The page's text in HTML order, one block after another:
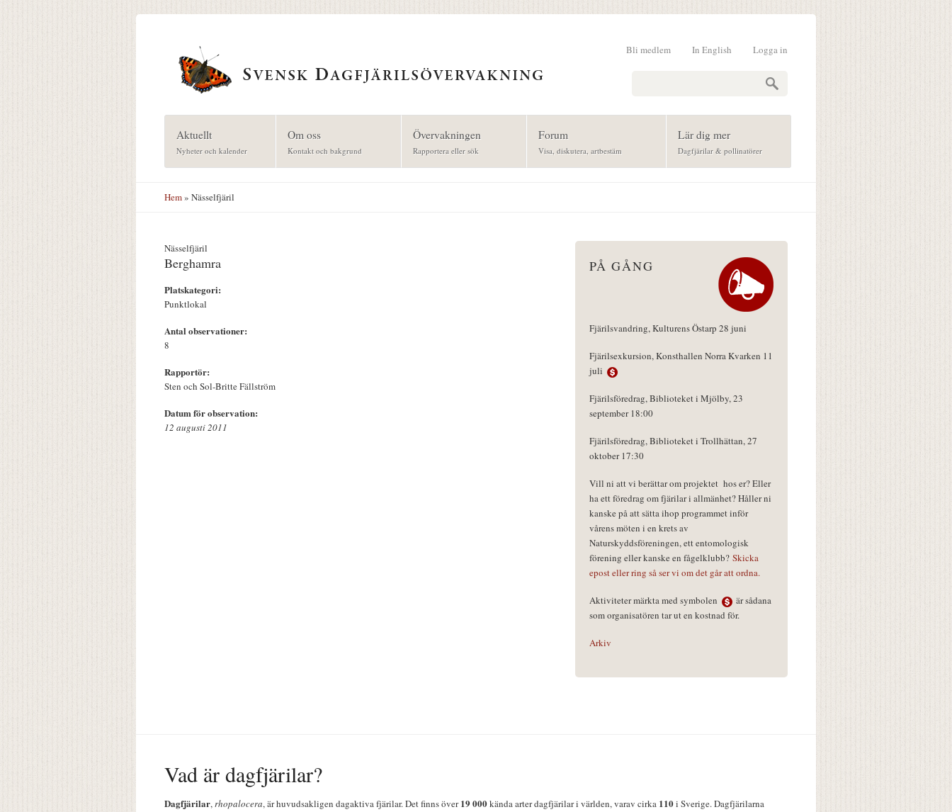
Logga in
In English
Bli medlem
Aktuellt
Nyheter och kalender
Om oss
Kontakt och bakgrund
Övervakningen
Rapportera eller sök
Forum
Visa, diskutera, artbestäm
Lär dig mer
Dagfjärilar & pollinatörer
Hem» Nässelfjäril
Nässelfjäril
Berghamra
Platskategori:
Punktlokal
Antal observationer:
8
Rapportör:
Sten och Sol-Britte Fällström
Datum för observation:
12 augusti 2011
PÅ GÅNG
Fjärilsvandring, Kulturens Östarp 28 juni
Fjärilsexkursion, Konsthallen Norra Kvarken 11
juli
Fjärilsföredrag, Biblioteket i Mjölby, 23
september 18:00
Fjärilsföredrag, Biblioteket i Trollhättan, 27
oktober 17:30
Vill ni att vi berättar om projektet hos er? Eller
ha ett föredrag om fjärilar i allmänhet? Håller ni
kanske på att sätta ihop programmet inför
vårens möten i en krets av
Naturskyddsföreningen, ett entomologisk
förening eller kanske en fågelklubb? Skicka
epost eller ring så ser vi om det går att ordna.
Aktiviteter märkta med symbolen
är sådana
som organisatören tar ut en kostnad för.
Arkiv
Vad är dagfjärilar?
Dagfjärilar,rhopalocera, är huvudsakligen dagaktiva fjärilar. Det finns över19 000kända arter dagfjärilar i världen, varav cirka 110i Sverige. Dagfjärilarna